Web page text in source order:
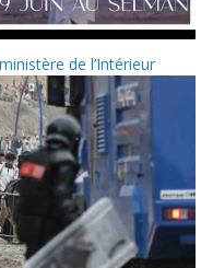
de l’Intérieur